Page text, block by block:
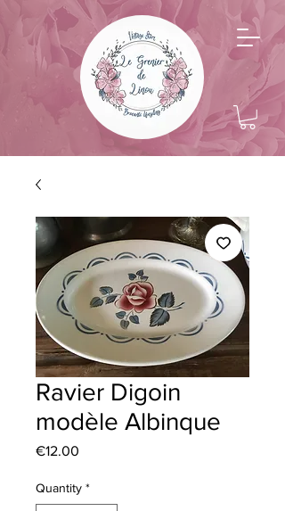
Ravier Digoin
modèle Albinque
€12.00
Quantity *